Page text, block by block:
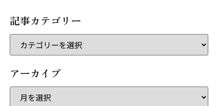
記事カテゴリー
アーカイブ